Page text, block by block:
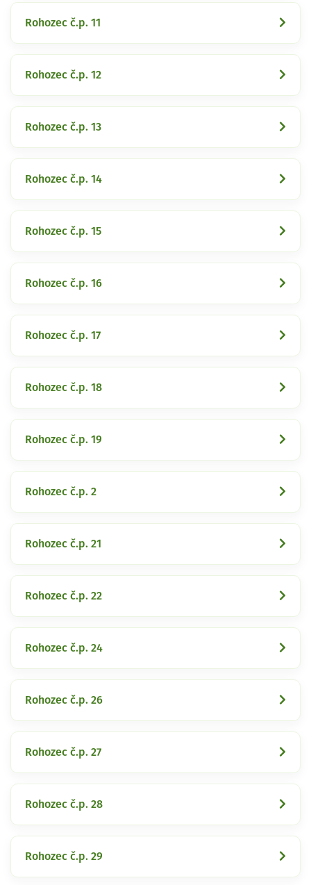
Rohozec č.p. 11
Rohozec č.p. 12
Rohozec č.p. 13
Rohozec č.p. 14
Rohozec č.p. 15
Rohozec č.p. 16
Rohozec č.p. 17
Rohozec č.p. 18
Rohozec č.p. 19
Rohozec č.p. 2
Rohozec č.p. 21
Rohozec č.p. 22
Rohozec č.p. 24
Rohozec č.p. 26
Rohozec č.p. 27
Rohozec č.p. 28
Rohozec č.p. 29